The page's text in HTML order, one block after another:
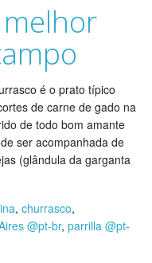
é o prato típico
de carne de gado na
de todo bom amante
ser acompanhada de
(glândula da garganta
, churrasco,
@pt-br, parrilla @pt-